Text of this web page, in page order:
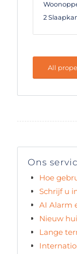
2
All
Ons
Hoe
Schrijf u
AI Alarm
Nieuw
Lange